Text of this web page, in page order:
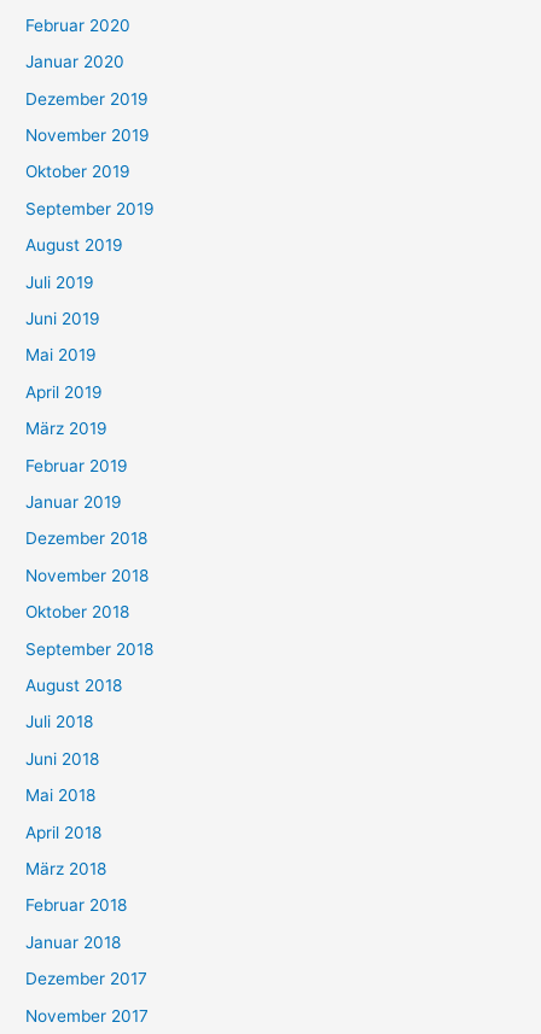
Februar 2020
Januar 2020
Dezember 2019
November 2019
Oktober 2019
September 2019
August 2019
Juli 2019
Juni 2019
Mai 2019
April 2019
März 2019
Februar 2019
Januar 2019
Dezember 2018
November 2018
Oktober 2018
September 2018
August 2018
Juli 2018
Juni 2018
Mai 2018
April 2018
März 2018
Februar 2018
Januar 2018
Dezember 2017
November 2017